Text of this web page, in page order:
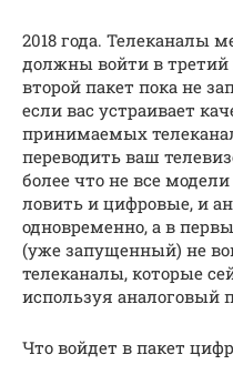
2018 года. Телеканалы
должны войти в третий
второй пакет пока не
если вас устраивает
принимаемых
переводить ваш
более что не все
ловить и цифровые, и
одновременно, а в
(уже запущенный) не
телеканалы, которые
используя аналоговый
Что войдет в пакет